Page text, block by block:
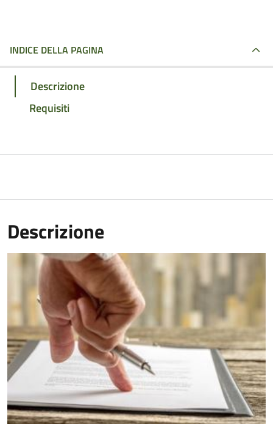
INDICE DELLA PAGINA
Descrizione
Requisiti
Descrizione